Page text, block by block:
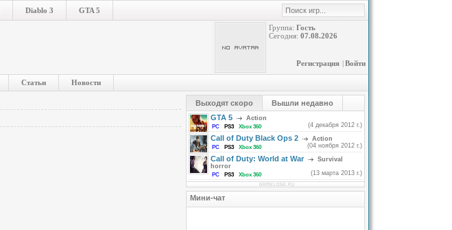
Diablo 3 GTA 5
Группа: Гость
Сегодня: 07.08.2026
Войти
|
Регистрация
Статьи Новости
Выходят скоро
Вышли недавно
GTA 5
Action
(4 декабря 2012 г.)
PC PS3 Xbox 360
Call of Duty Black Ops 2
Action
(04 ноября 2012 г.)
PC PS3 Xbox 360
Call of Duty: World at War
Survival
horror
(13 марта 2013 г.)
PC PS3 Xbox 360
Мини-чат